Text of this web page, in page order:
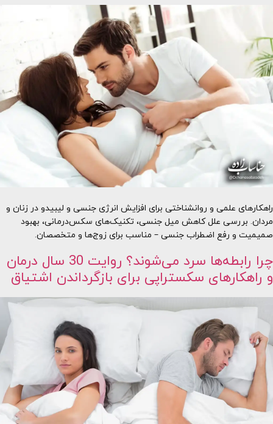
راهکارهای علمی و روانشناختی برای افزایش انرژی جنسی و لیبیدو در زنان و
مردان. بررسی علل کاهش میل جنسی، تکنیک‌های سکس‌درمانی، بهبود
صمیمیت و رفع اضطراب جنسی – مناسب برای زوج‌ها و متخصصان.
چرا رابطه‌ها سرد می‌شوند؟ روایت 30 سال درمان
و راهکارهای سکستراپی برای بازگرداندن اشتیاق